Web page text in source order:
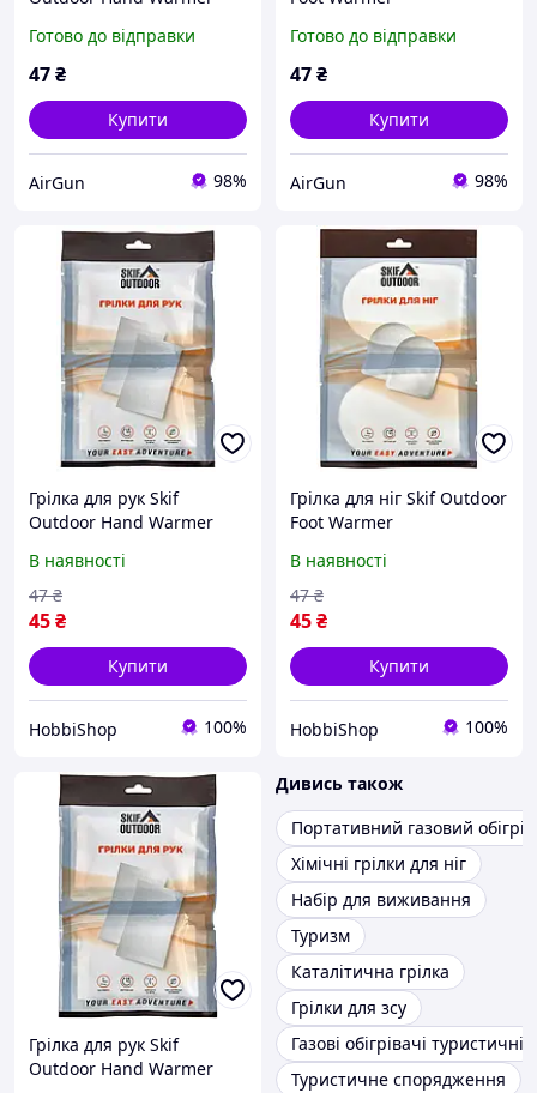
Готово до відправки
47₴
Купити
AirGun 98%
Готово до відправки
47₴
Купити
AirGun 98%
Грілка для рук Skif
Outdoor Hand Warmer
В наявності
45₴
47 ₴
Купити
HobbiShop 100%
Грілка для ніг Skif Outdoor
Foot Warmer
В наявності
45₴
47 ₴
Купити
HobbiShop 100%
Грілка для рук Skif
Outdoor Hand Warmer
Дивись також
Портативний газовий
Хімічні грілки для ніг
Набір для виживання
Туризм
Каталітична грілка
Грілки для зсу
Газові обігрівачі туристичні
Туристичне спорядження